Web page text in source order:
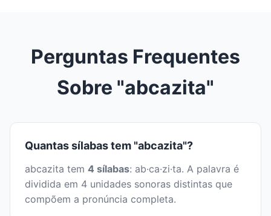
Perguntas Frequentes
Sobre "abcazita"
Quantas sílabas tem "abcazita"?
abcazita tem 4 sílabas: ab·ca·zi·ta. A palavra é
dividida em 4 unidades sonoras distintas que
compõem a pronúncia completa.